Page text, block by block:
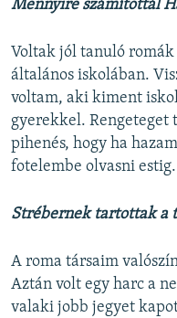
Mennyire számítottál
Voltak jól tanuló
általános iskolában.
voltam, aki kiment
gyerekkel. Rengeteget
pihenés, hogy ha
fotelembe olvasni estig.
Strébernek tartottak a
A roma társaim
Aztán volt egy harc a
valaki jobb jegyet